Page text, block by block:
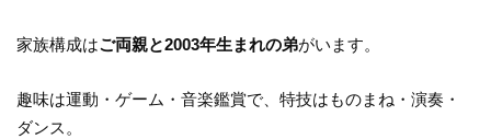
家族構成はご両親と2003年生まれの弟がいます。
趣味は運動・ゲーム・音楽鑑賞で、特技はものまね・演奏・
ダンス。